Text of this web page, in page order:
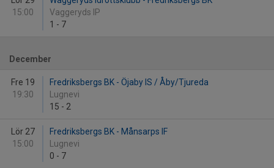
15:00
Vaggeryds IP
1 - 7
December
Fre 19
19:30
Fredriksbergs BK - Öjaby IS / Åby/Tjureda
Lugnevi
15 - 2
Lör 27
15:00
Fredriksbergs BK - Månsarps IF
Lugnevi
0 - 7